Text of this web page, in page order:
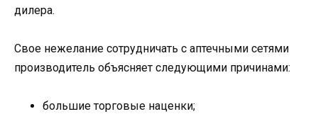
дилера.
Свое нежелание сотрудничать с аптечными сетями
производитель объясняет следующими причинами:
большие торговые наценки;